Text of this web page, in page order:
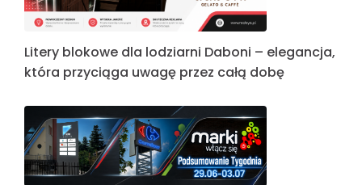
Litery blokowe dla lodziarni Daboni – elegancja,
która przyciąga uwagę przez całą dobę